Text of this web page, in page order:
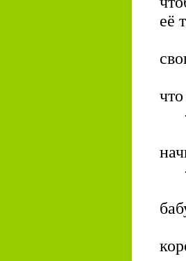
её
-
что
-
-
-
-